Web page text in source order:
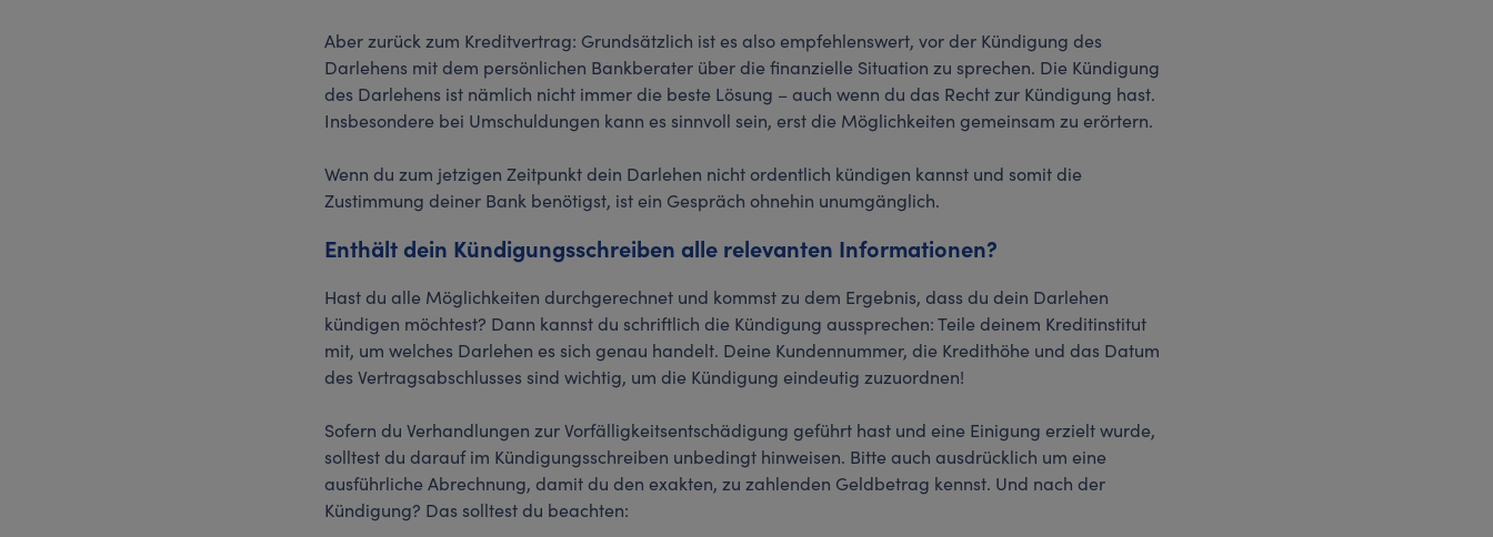
Aber zurück zum Kreditvertrag: Grundsätzlich ist es also empfehlenswert, vor der Kündigung des
Darlehens mit dem persönlichen Bankberater über die finanzielle Situation zu sprechen. Die Kündigung
des Darlehens ist nämlich nicht immer die beste Lösung – auch wenn du das Recht zur Kündigung hast.
Insbesondere bei Umschuldungen kann es sinnvoll sein, erst die Möglichkeiten gemeinsam zu erörtern.
Wenn du zum jetzigen Zeitpunkt dein Darlehen nicht ordentlich kündigen kannst und somit die
Zustimmung deiner Bank benötigst, ist ein Gespräch ohnehin unumgänglich.
Enthält dein Kündigungsschreiben alle relevanten Informationen?
Hast du alle Möglichkeiten durchgerechnet und kommst zu dem Ergebnis, dass du dein Darlehen
kündigen möchtest? Dann kannst du schriftlich die Kündigung aussprechen: Teile deinem Kreditinstitut
mit, um welches Darlehen es sich genau handelt. Deine Kundennummer, die Kredithöhe und das Datum
des Vertragsabschlusses sind wichtig, um die Kündigung eindeutig zuzuordnen!
Sofern du Verhandlungen zur Vorfälligkeitsentschädigung geführt hast und eine Einigung erzielt wurde,
solltest du darauf im Kündigungsschreiben unbedingt hinweisen. Bitte auch ausdrücklich um eine
ausführliche Abrechnung, damit du den exakten, zu zahlenden Geldbetrag kennst. Und nach der
Kündigung? Das solltest du beachten: